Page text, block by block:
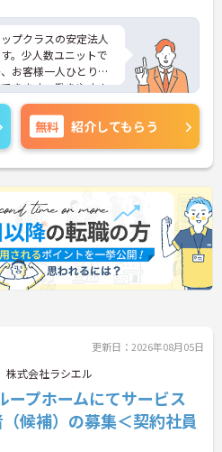
プクラスの安定法人
。少人数ユニットで
お客様一人ひとりに
きます。働きやすさ
日確保されている
ュ休暇を活用して連
くるみん認定を取得
の取得実績もあるた
も安心の環境が整っ
支給実績や宿泊費等
厚生制度など大手な
取得支援制度も充実
ルも楽しめるため有
ら長期的にキャリア
す。
】
充実させることがで
るみん認定を取得し
両立しやすい制度が
無料 紹介してもらう
更新日：2026年08月05日
株式会社ラシエル
ープホームにてサービス
候補）の募集＜契約社員